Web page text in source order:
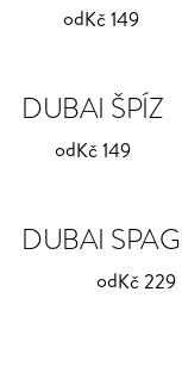
odKč 149
DUBAI ŠPÍZ
odKč 149
DUBAI
odKč 229